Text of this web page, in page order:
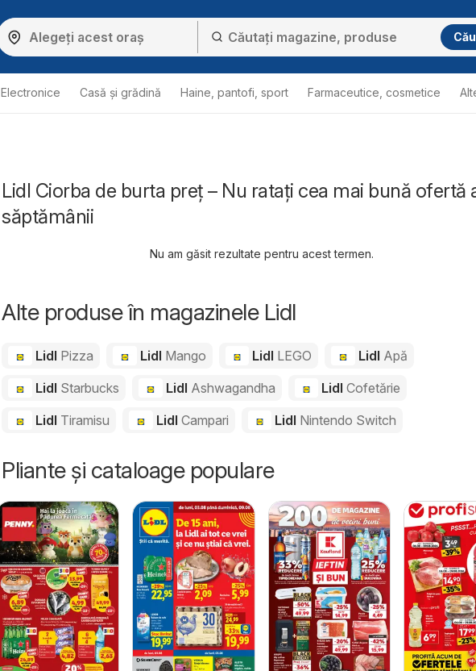
Electronice Casă și grădină Haine, pantofi, sport Farmaceutice, cosmetice
Lidl Ciorba de burta preț – Nu ratați cea mai bună ofertă
săptămânii
Nu am găsit rezultate pentru acest termen.
Alte produse în magazinele Lidl
Lidl Pizza Lidl Mango Lidl LEGO Lidl Apă
Lidl Starbucks Lidl Ashwagandha LidlCofetărie
Lidl Tiramisu Lidl Campari Lidl Nintendo Switch
Pliante și cataloage populare